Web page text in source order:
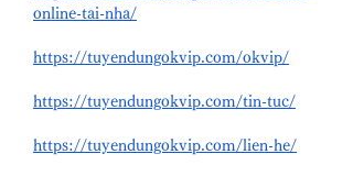
online-tai-nha/
https://tuyendungokvip.com/okvip/
https://tuyendungokvip.com/tin-tuc/
https://tuyendungokvip.com/lien-he/